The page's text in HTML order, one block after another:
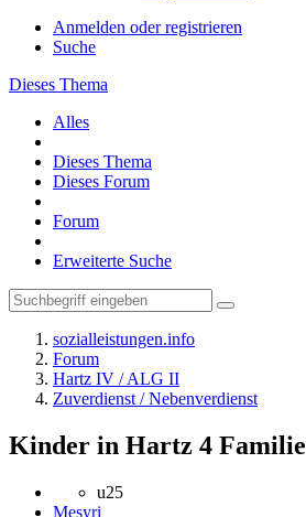
Anmelden oder registrieren
Suche
Dieses Thema
Alles
Dieses Thema
Dieses Forum
Forum
Erweiterte Suche
sozialleistungen.info
Forum
Hartz IV / ALG II
Zuverdienst / Nebenverdienst
Kinder in Hartz 4 Familie
u25
Mesyri